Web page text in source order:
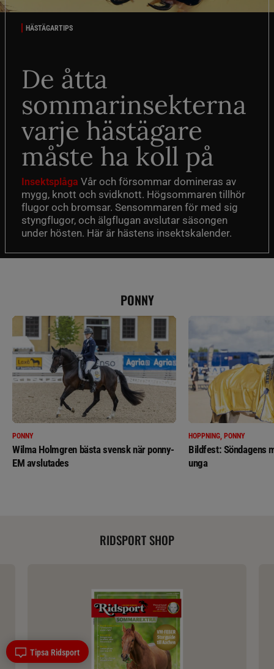
HÄSTÄGARTIPS
De åtta
sommarinsekterna
varje hästägare
måste ha koll på
Insektsplåga Vår och försommar domineras av
mygg, knott och svidknott. Högsommaren tillhör
flugor och bromsar. Sensommaren för med sig
styngflugor, och älgflugan avslutar säsongen
under hösten. Här är hästens insektskalender.
PONNY
PONNY
Wilma Holmgren bästa svensk när ponny-
EM avslutades
HOPPNING, PONNY
Bildfest: Söndagens
unga
RIDSPORT SHOP
Tipsa Ridsport